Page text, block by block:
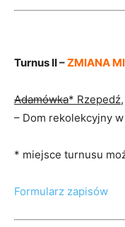
Turnus II –ZMIANA
Adamówka* Rzepedź
– Dom rekolekcyjny
* miejsce turnusu
Formularz zapisów